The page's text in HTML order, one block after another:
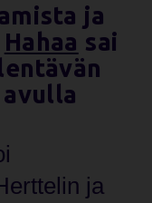
ja
Hahaa sai
ja